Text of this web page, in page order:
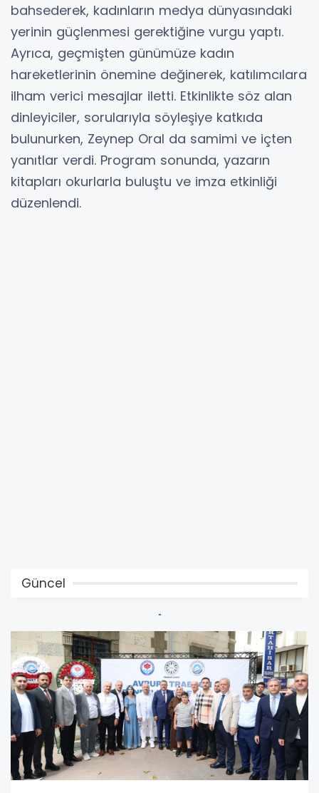
bahsederek, kadınların medya dünyasındaki
yerinin güçlenmesi gerektiğine vurgu yaptı.
Ayrıca, geçmişten günümüze kadın
hareketlerinin önemine değinerek, katılımcılara
ilham verici mesajlar iletti. Etkinlikte söz alan
dinleyiciler, sorularıyla söyleşiye katkıda
bulunurken, Zeynep Oral da samimi ve içten
yanıtlar verdi. Program sonunda, yazarın
kitapları okurlarla buluştu ve imza etkinliği
düzenlendi.
Güncel